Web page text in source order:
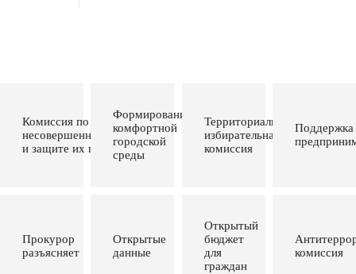
Комиссия по делам
несовершеннолетних
и защите их прав
Формирование
комфортной
городской
среды
Территориальная
избирательная
комиссия
Поддержка
Прокурор
разъясняет
Открытые
данные
Открытый
бюджет
для
граждан
комиссия